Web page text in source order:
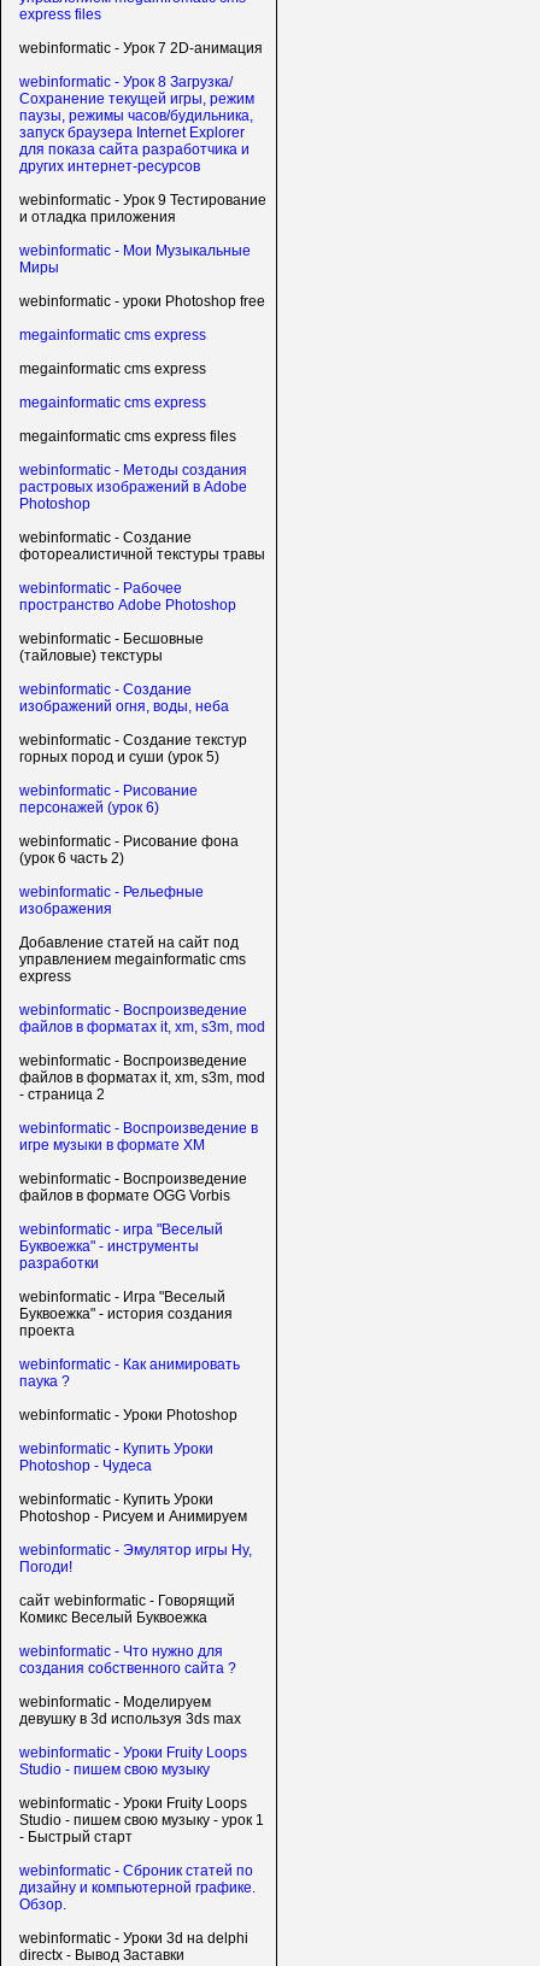
express files
webinformatic - Урок 7 2D-анимация
webinformatic - Урок 8 Загрузка/
Сохранение текущей игры, режим
паузы, режимы часов/будильника,
запуск браузера Internet Explorer
для показа сайта разработчика и
других интернет-ресурсов
webinformatic - Урок 9 Тестирование
и отладка приложения
webinformatic - Мои Музыкальные
Миры
webinformatic - уроки Photoshop free
megainformatic cms express
megainformatic cms express
megainformatic cms express
megainformatic cms express files
webinformatic - Методы создания
растровых изображений в Adobe
Photoshop
webinformatic - Создание
фотореалистичной текстуры травы
webinformatic - Рабочее
пространство Adobe Photoshop
webinformatic - Бесшовные
(тайловые) текстуры
webinformatic - Создание
изображений огня, воды, неба
webinformatic - Создание текстур
горных пород и суши (урок 5)
webinformatic - Рисование
персонажей (урок 6)
webinformatic - Рисование фона
(урок 6 часть 2)
webinformatic - Рельефные
изображения
Добавление статей на сайт под
управлением megainformatic cms
express
webinformatic - Воспроизведение
файлов в форматах it, xm, s3m, mod
webinformatic - Воспроизведение
файлов в форматах it, xm, s3m, mod
- страница 2
webinformatic - Воспроизведение в
игре музыки в формате XM
webinformatic - Воспроизведение
файлов в формате OGG Vorbis
webinformatic - игра "Веселый
Буквоежка" - инструменты
разработки
webinformatic - Игра "Веселый
Буквоежка" - история создания
проекта
webinformatic - Как анимировать
паука ?
webinformatic - Уроки Photoshop
webinformatic - Купить Уроки
Photoshop - Чудеса
webinformatic - Купить Уроки
Photoshop - Рисуем и Анимируем
webinformatic - Эмулятор игры Ну,
Погоди!
сайт webinformatic - Говорящий
Комикс Веселый Буквоежка
webinformatic - Что нужно для
создания собственного сайта ?
webinformatic - Моделируем
девушку в 3d используя 3ds max
webinformatic - Уроки Fruity Loops
Studio - пишем свою музыку
webinformatic - Уроки Fruity Loops
Studio - пишем свою музыку - урок 1
- Быстрый старт
webinformatic - Сброник статей по
дизайну и компьютерной графике.
Обзор.
webinformatic - Уроки 3d на delphi
directx - Вывод Заставки